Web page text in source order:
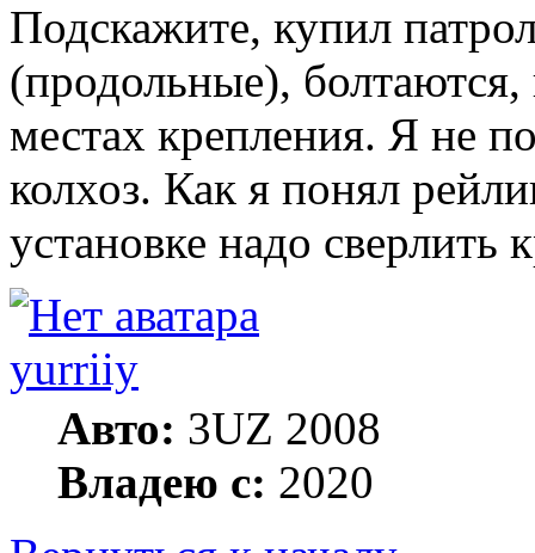
Подскажите, купил
(продольные),
местах крепления. Я не
колхоз. Как я понял
установке надо сверлить
yurriiy
Авто: 3UZ 2008
Владею с: 2020